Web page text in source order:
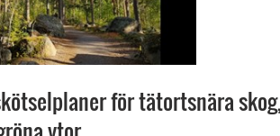
för tätortsnära